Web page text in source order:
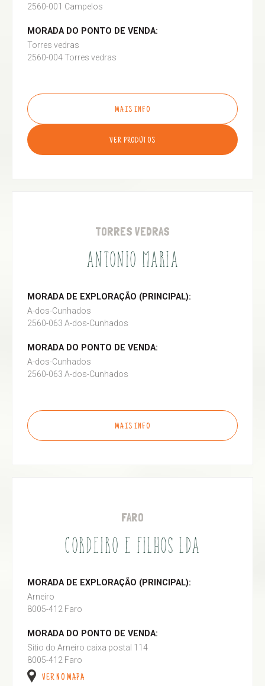
2560-001 Campelos
MORADA DO PONTO DE VENDA:
Torres vedras
2560-004 Torres vedras
MAIS INFO
VER PRODUTOS
TORRES VEDRAS
ANTONIO MARIA
MORADA DE EXPLORAÇÃO (PRINCIPAL):
A-dos-Cunhados
2560-063 A-dos-Cunhados
MORADA DO PONTO DE VENDA:
A-dos-Cunhados
2560-063 A-dos-Cunhados
MAIS INFO
FARO
CORDEIRO E FILHOS LDA
MORADA DE EXPLORAÇÃO (PRINCIPAL):
Arneiro
8005-412 Faro
MORADA DO PONTO DE VENDA:
Sitio do Arneiro caixa postal 114
8005-412 Faro
VER NO MAPA